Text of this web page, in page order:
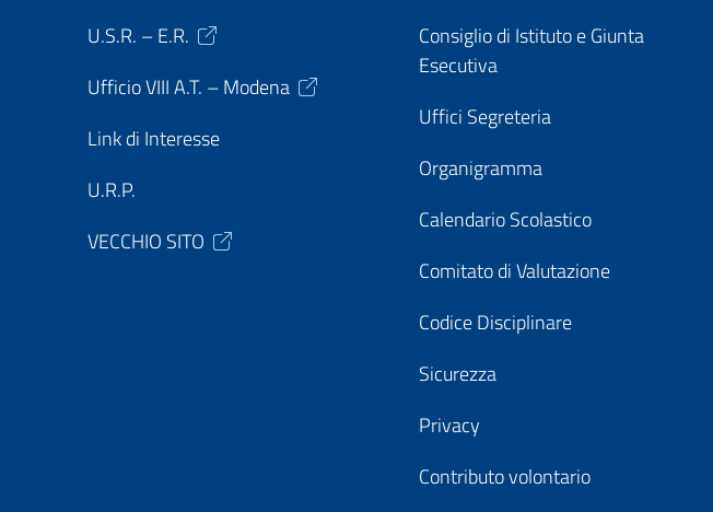
U.S.R. – E.R.
Ufficio VIII A.T. – Modena
Link di Interesse
U.R.P.
VECCHIO SITO
Consiglio di Istituto e Giunta
Esecutiva
Uffici Segreteria
Organigramma
Calendario Scolastico
Comitato di Valutazione
Codice Disciplinare
Sicurezza
Privacy
Contributo volontario